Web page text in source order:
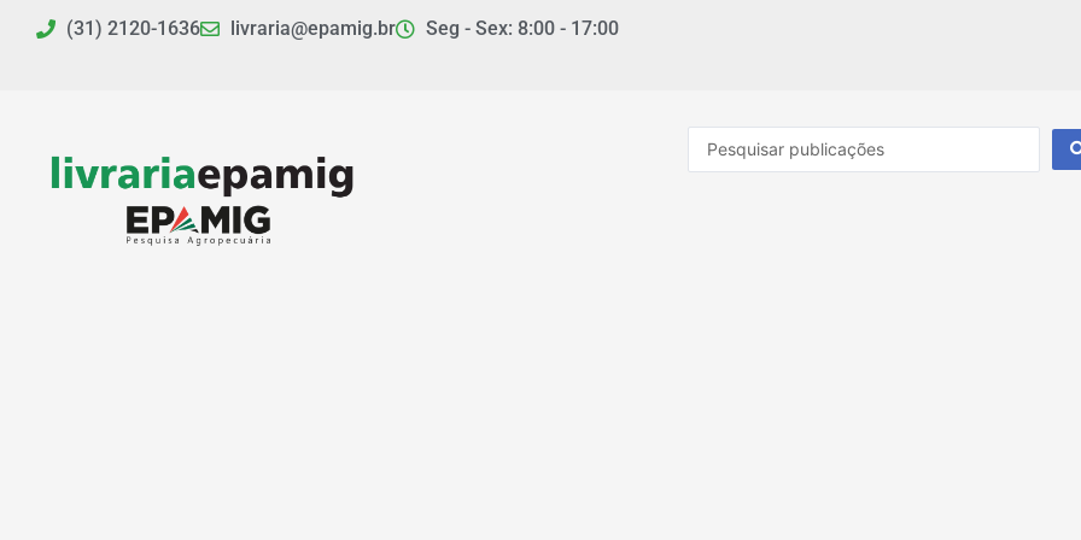
(31) 2120-1636 livraria@epamig.br Seg - Sex: 8:00 - 17:00
Pesquisar
...